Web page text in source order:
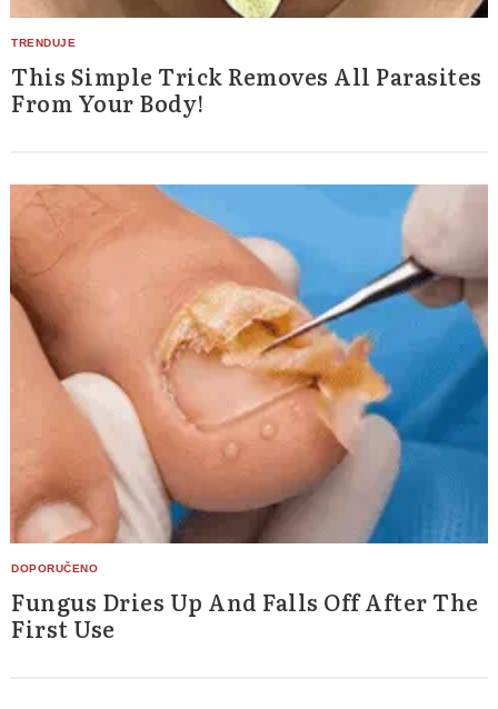
This Simple Trick Removes All Parasites
From Your Body!
Fungus Dries Up And Falls Off After The
First Use